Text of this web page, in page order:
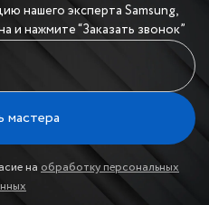
нашего эксперта Samsung,
и нажмите “Заказать звонок”
мастера
на обработку персональных